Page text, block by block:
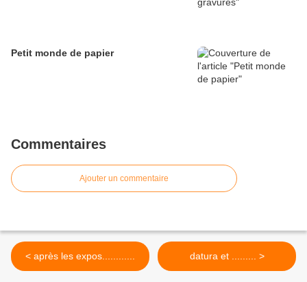
Petit monde de papier
Commentaires
Ajouter un commentaire
< après les expos............ datura et ......... >